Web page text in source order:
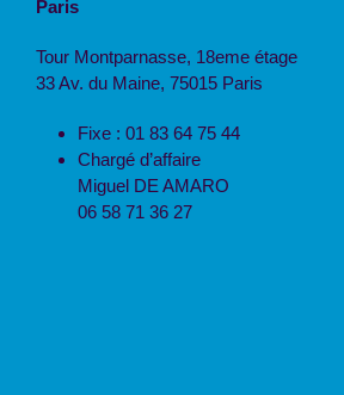
Paris
Tour Montparnasse, 18eme étage
33 Av. du Maine, 75015 Paris
Fixe : 01 83 64 75 44
Chargé d’affaire
Miguel DE AMARO
06 58 71 36 27